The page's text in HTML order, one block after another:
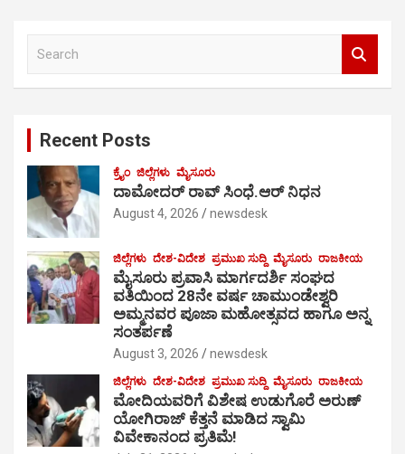
Recent Posts
ಕ್ರೈಂ ಜಿಲ್ಲೆಗಳು ಮೈಸೂರು
ದಾಮೋದರ್ ರಾವ್ ಸಿಂಧೆ.ಆರ್ ನಿಧನ
August 4, 2026 newsdesk
ಜಿಲ್ಲೆಗಳು ದೇಶ-ವಿದೇಶ ಪ್ರಮುಖ ಸುದ್ದಿ ಮೈಸೂರು ರಾಜಕೀಯ
ಮೈಸೂರು ಪ್ರವಾಸಿ ಮಾರ್ಗದರ್ಶಿ ಸಂಘದ
ವತಿಯಿಂದ 28ನೇ ವರ್ಷ ಚಾಮುಂಡೇಶ್ವರಿ
ಅಮ್ಮನವರ ಪೂಜಾ ಮಹೋತ್ಸವದ ಹಾಗೂ ಅನ್ನ
ಸಂತರ್ಪಣೆ
August 3, 2026 newsdesk
ಜಿಲ್ಲೆಗಳು ದೇಶ-ವಿದೇಶ ಪ್ರಮುಖ ಸುದ್ದಿ ಮೈಸೂರು ರಾಜಕೀಯ
ಮೋದಿಯವರಿಗೆ ವಿಶೇಷ ಉಡುಗೊರೆ ಅರುಣ್
ಯೋಗಿರಾಜ್ ಕೆತ್ತನೆ ಮಾಡಿದ ಸ್ವಾಮಿ
ವಿವೇಕಾನಂದ ಪ್ರತಿಮೆ!